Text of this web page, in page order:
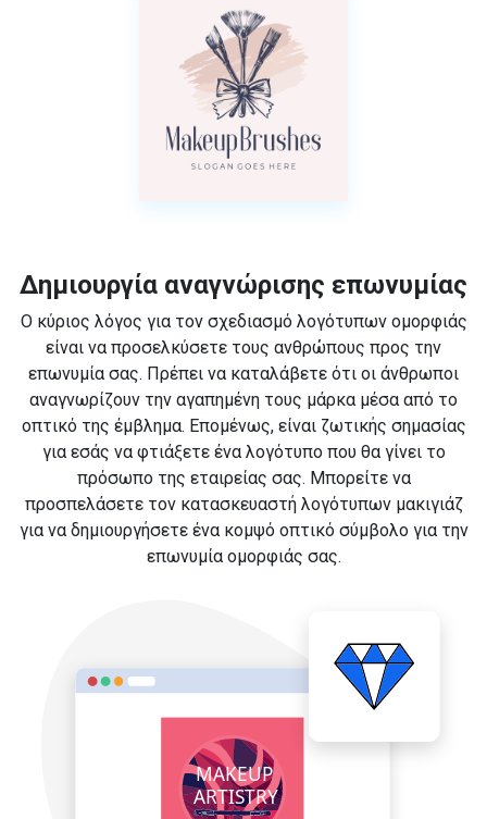
Δημιουργία αναγνώρισης επωνυμίας
Ο κύριος λόγος για τον σχεδιασμό λογότυπων ομορφιάς
είναι να προσελκύσετε τους ανθρώπους προς την
επωνυμία σας. Πρέπει να καταλάβετε ότι οι άνθρωποι
αναγνωρίζουν την αγαπημένη τους μάρκα μέσα από το
οπτικό της έμβλημα. Επομένως, είναι ζωτικής σημασίας
για εσάς να φτιάξετε ένα λογότυπο που θα γίνει το
πρόσωπο της εταιρείας σας. Μπορείτε να
προσπελάσετε τον κατασκευαστή λογότυπων μακιγιάζ
για να δημιουργήσετε ένα κομψό οπτικό σύμβολο για την
επωνυμία ομορφιάς σας.